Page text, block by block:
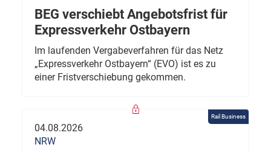
BEG verschiebt Angebotsfrist für
Expressverkehr Ostbayern
Im laufenden Vergabeverfahren für das Netz
„Expressverkehr Ostbayern“ (EVO) ist es zu
einer Fristverschiebung gekommen.
Rail Business
04.08.2026
NRW